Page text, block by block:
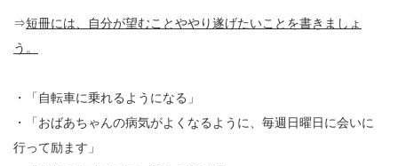
⇒短冊には、自分が望むことややり遂げたいことを書きましょ
う。
・「自転車に乗れるようになる」
・「おばあちゃんの病気がよくなるように、毎週日曜日に会いに
行って励ます」